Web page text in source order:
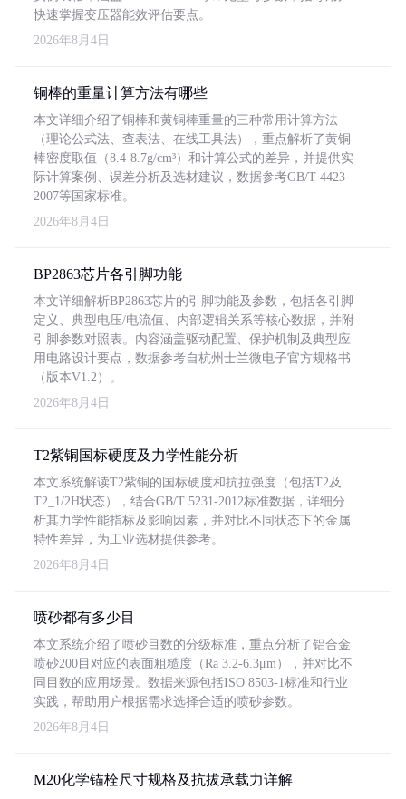
快速掌握变压器能效评估要点。
2026年8月4日
铜棒的重量计算方法有哪些
本文详细介绍了铜棒和黄铜棒重量的三种常用计算方法
（理论公式法、查表法、在线工具法），重点解析了黄铜
棒密度取值（8.4-8.7g/cm³）和计算公式的差异，并提供实
际计算案例、误差分析及选材建议，数据参考GB/T 4423-
2007等国家标准。
2026年8月4日
BP2863芯片各引脚功能
本文详细解析BP2863芯片的引脚功能及参数，包括各引脚
定义、典型电压/电流值、内部逻辑关系等核心数据，并附
引脚参数对照表。内容涵盖驱动配置、保护机制及典型应
用电路设计要点，数据参考自杭州士兰微电子官方规格书
（版本V1.2）。
2026年8月4日
T2紫铜国标硬度及力学性能分析
本文系统解读T2紫铜的国标硬度和抗拉强度（包括T2及
T2_1/2H状态），结合GB/T 5231-2012标准数据，详细分
析其力学性能指标及影响因素，并对比不同状态下的金属
特性差异，为工业选材提供参考。
2026年8月4日
喷砂都有多少目
本文系统介绍了喷砂目数的分级标准，重点分析了铝合金
喷砂200目对应的表面粗糙度（Ra 3.2-6.3μm），并对比不
同目数的应用场景。数据来源包括ISO 8503-1标准和行业
实践，帮助用户根据需求选择合适的喷砂参数。
2026年8月4日
M20化学锚栓尺寸规格及抗拔承载力详解